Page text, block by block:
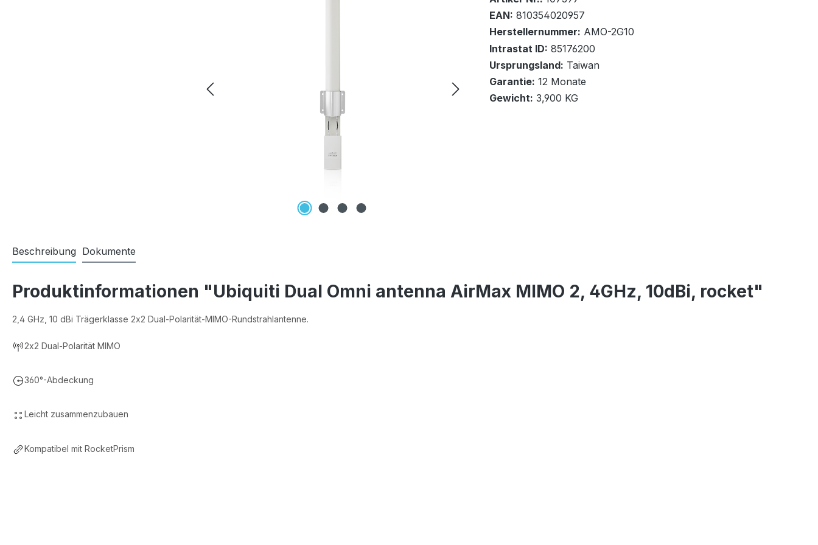
Lieferung auf Palette
In den Warenkorb
EAN: 810354020957
Herstellernummer: AMO-2G10
Intrastat ID: 85176200
Ursprungsland: Taiwan
Garantie: 12 Monate
Gewicht: 3,900 KG
Beschreibung Dokumente
Produktinformationen "Ubiquiti Dual Omni antenna AirMax MIMO 2, 4GHz, 10dBi, rocket"
2,4 GHz, 10 dBi Trägerklasse 2x2 Dual-Polarität-MIMO-Rundstrahlantenne.
2x2 Dual-Polarität MIMO
360°-Abdeckung
Leicht zusammenzubauen
Kompatibel mit RocketPrism